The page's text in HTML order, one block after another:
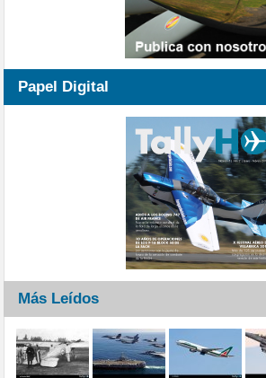
Papel Digital
Más Leídos